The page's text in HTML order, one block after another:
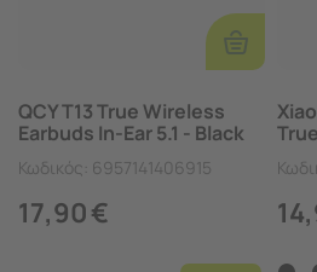
Προσθήκη
Στο
Καλάθι
QCY T13 True Wireless
Earbuds In-Ear 5.1 - Black
Κωδικός: 6957141406915
17,90€